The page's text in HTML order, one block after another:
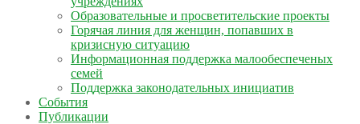
Образовательные и просветительские проекты
Горячая линия для женщин, попавших в
кризисную ситуацию
Информационная поддержка малообеспеченых
семей
Поддержка законодательных инициатив
События
Публикации